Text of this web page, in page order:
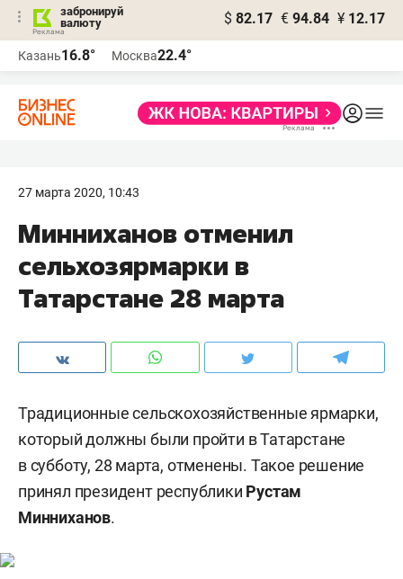
забронируй
валюту
$ 82.17 € 94.84 ¥ 12.17
Казань16.8° Москва22.4°
27 марта 2020, 10:43
Минниханов отменил
сельхозярмарки в
Татарстане 28 марта​
Традиционные сельскохозяйственные ярмарки,
который должны были пройти в Татарстане
в субботу, 28 марта, отменены. Такое решение
принял президент республики Рустам
Минниханов.